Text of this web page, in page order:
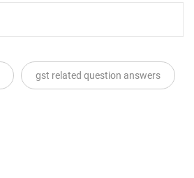
gst related question answers